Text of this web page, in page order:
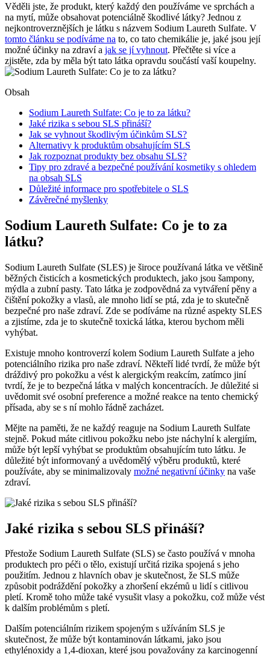
Věděli jste, že produkt, který každý den používáme ve sprchách a
na mytí, může obsahovat potenciálně škodlivé látky? Jednou z
nejkontroverznějších je látku s názvem Sodium Laureth Sulfate. V
tomto článku se podíváme na to, co tato chemikálie je, jaké jsou její
možné účinky na zdraví a jak se jí vyhnout. Přečtěte si více a
zjistěte, zda by měla být tato látka opravdu součástí vaší koupelny.
Obsah
Sodium Laureth Sulfate: Co je to za látku?
Jaké rizika s sebou SLS přináší?
Jak se vyhnout škodlivým účinkům SLS?
Alternativy k produktům obsahujícím SLS
Jak rozpoznat produkty bez obsahu SLS?
Tipy pro zdravé a bezpečné používání kosmetiky s ohledem
na obsah SLS
Důležité informace pro spotřebitele o SLS
Závěrečné myšlenky
Sodium Laureth Sulfate: Co je to za
látku?
Sodium Laureth Sulfate (SLES) je široce používaná látka ve většině
běžných čisticích a kosmetických produktech, jako jsou šampony,
mýdla a zubní pasty. Tato látka je zodpovědná za vytváření pěny a
čištění pokožky a vlasů, ale mnoho lidí se ptá, zda je to skutečně
bezpečné pro naše zdraví. Zde se podíváme na různé aspekty SLES
a zjistíme, zda je to skutečně toxická látka, kterou bychom měli
vyhýbat.
Existuje mnoho kontroverzí kolem Sodium Laureth Sulfate a jeho
potenciálního rizika pro naše zdraví. Někteří lidé tvrdí, že může být
dráždivý pro pokožku a vést k alergickým reakcím, zatímco jiní
tvrdí, že je to bezpečná látka v malých koncentracích. Je důležité si
uvědomit své osobní preference a možné reakce na tento chemický
přísada, aby se s ní mohlo řádně zacházet.
Mějte na paměti, že ne každý reaguje na Sodium Laureth Sulfate
stejně. Pokud máte citlivou pokožku nebo jste náchylní k alergiím,
může být lepší vyhýbat se produktům obsahujícím tuto látku. Je
důležité být informovaný a uvědomělý výběru produktů, které
používáte, aby se minimalizovaly možné negativní účinky na vaše
zdraví.
Jaké rizika s sebou SLS přináší?
Přestože Sodium Laureth Sulfate (SLS) se často používá v mnoha
produktech pro péči o tělo, existují určitá rizika spojená s jeho
použitím. Jednou z hlavních obav je skutečnost, že SLS může
způsobit podráždění pokožky a zhoršení ekzémů u lidí s citlivou
pletí. Kromě toho může také vysušit vlasy a pokožku, což může vést
k dalším problémům s pletí.
Dalším potenciálním rizikem spojeným s užíváním SLS je
skutečnost, že může být kontaminován látkami, jako jsou
ethylénoxidy a 1,4-dioxan, které jsou považovány za karcinogenní